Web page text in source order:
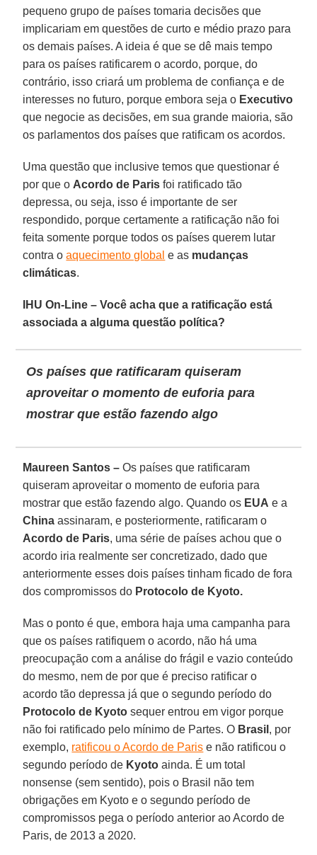
pequeno grupo de países tomaria decisões que
implicariam em questões de curto e médio prazo para
os demais países. A ideia é que se dê mais tempo
para os países ratificarem o acordo, porque, do
contrário, isso criará um problema de confiança e de
interesses no futuro, porque embora seja o Executivo
que negocie as decisões, em sua grande maioria, são
os parlamentos dos países que ratificam os acordos.
Uma questão que inclusive temos que questionar é
por que o Acordo de Paris foi ratificado tão
depressa, ou seja, isso é importante de ser
respondido, porque certamente a ratificação não foi
feita somente porque todos os países querem lutar
contra oaquecimento global e as mudanças
climáticas.
IHU On-Line – Você acha que a ratificação está
associada a alguma questão política?
Os países que ratificaram quiseram
aproveitar o momento de euforia para
mostrar que estão fazendo algo
Maureen Santos – Os países que ratificaram
quiseram aproveitar o momento de euforia para
mostrar que estão fazendo algo. Quando os EUA e a
China assinaram, e posteriormente, ratificaram o
Acordo de Paris, uma série de países achou que o
acordo iria realmente ser concretizado, dado que
anteriormente esses dois países tinham ficado de fora
dos compromissos do Protocolo de Kyoto.
Mas o ponto é que, embora haja uma campanha para
que os países ratifiquem o acordo, não há uma
preocupação com a análise do frágil e vazio conteúdo
do mesmo, nem de por que é preciso ratificar o
acordo tão depressa já que o segundo período do
Protocolo de Kyoto sequer entrou em vigor porque
não foi ratificado pelo mínimo de Partes. O Brasil , por
exemplo, ratificou o Acordo de Paris e não ratificou o
segundo período de Kyoto ainda. É um total
nonsense (sem sentido), pois o Brasil não tem
obrigações em Kyoto e o segundo período de
compromissos pega o período anterior ao Acordo de
Paris, de 2013 a 2020.